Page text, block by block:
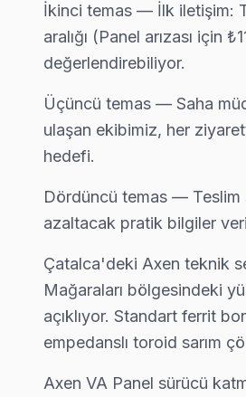
Kaleiçi Axen Servis
Kaleiçi'de Axen TV güç kartı
Kaleiçi Axen Anakart Tamiri →
Kalfaköy Axen Servis
Kalfaköy semtindeki Axen TV
Karacaköy sakinleri Axen TV
Çatalca Axen Servis →
Kestanelik Axen Servis
Çatalca'da Kestanelik mahallesi
İkinci temas — İlk iletişim:
aralığı (Panel arızası
değerlendirebiliyor.
Üçüncü temas — Saha
ulaşan ekibimiz, her
hedefi.
Dördüncü temas — Teslim
azaltacak pratik bilgiler
Çatalca'deki Axen teknik
Mağaraları bölgesindeki
açıklıyor. Standart ferrit
empedanslı toroid sarım
Axen VA Panel sürücü